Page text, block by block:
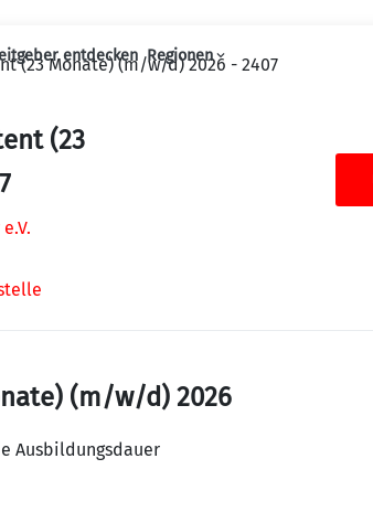
Navigation
entdecken Regionen
(23 Monate) (m/w/d) 2026 - 2407
(23
(m/w/d) 2026
Ausbildungsdauer